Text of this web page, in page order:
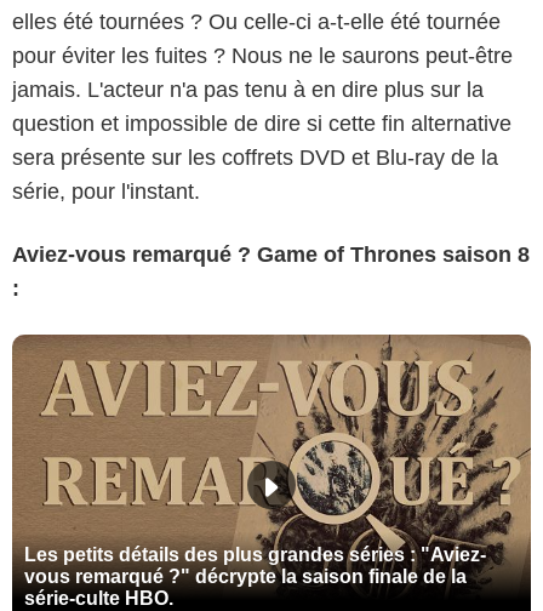
elles été tournées ? Ou celle-ci a-t-elle été tournée
pour éviter les fuites ? Nous ne le saurons peut-être
jamais. L'acteur n'a pas tenu à en dire plus sur la
question et impossible de dire si cette fin alternative
sera présente sur les coffrets DVD et Blu-ray de la
série, pour l'instant.
Aviez-vous remarqué ? Game of Thrones saison 8
:
Les petits détails des plus grandes séries : "Aviez-
vous remarqué ?" décrypte la saison finale de la
série-culte HBO.